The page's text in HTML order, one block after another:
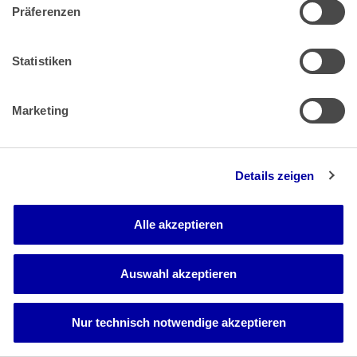
Präferenzen
Statistiken
Marketing
Details zeigen
Alle akzeptieren
Auswahl akzeptieren
Nur technisch notwendige akzeptieren
einzelne Stufenlaufzeiten noch die erforderliche
Gesamtzeit zum Erreichen der Endstufe mit dem TVöD
Umstand geschuldet, dass die Tarifvertragsparteien aus
Besitzstandsgründen bei den aus dem Manteltarifvertrag
(MTArb) übergeleiteten Beschäftigten des Bundes an den
für diese bis dahin bestehenden Lohnstufenregelungen
aufgeteilt haben.
f) Entsprechend der vorstehenden Ausführungen war der
als er ab dem 1. Juli 2020 erstmals dem Geltungsbereich
des KraftfahrerTV Bund unterfallen konnte. Dies führt unter
Beklagten zurückgelegten weiteren sechs Monate dazu,
dass sich der Kläger im "4. Jahr" im Sinne der
könnte er - vorbehaltlich der Regelung des § 17 Abs. 2 Satz 1,
Satz 2 TVöD bzw. einer Umgruppierung - frühestens nach